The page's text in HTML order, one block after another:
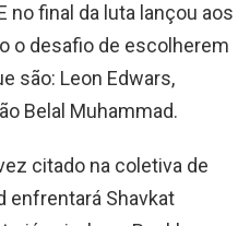
no final da luta lançou aos
o desafio de escolherem
são: Leon Edwars,
Belal Muhammad.
citado na coletiva de
enfrentará Shavkat